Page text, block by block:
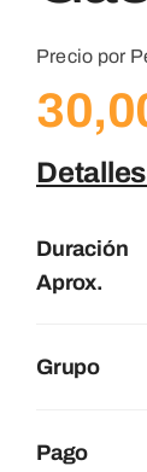
Blog
Contacto
Precio por
Duración
Aprox.
Grupo
Pago